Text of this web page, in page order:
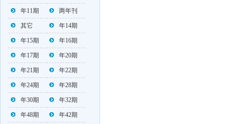
年11期 两年刊
其它 年14期
年15期 年16期
年17期 年20期
年21期 年22期
年24期 年28期
年30期 年32期
年48期 年42期